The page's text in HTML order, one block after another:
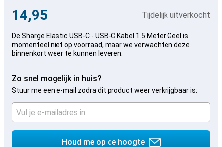
14,95 Tijdelijk uitverkocht
De Sharge Elastic USB-C - USB-C Kabel 1.5 Meter Geel is
momenteel niet op voorraad, maar we verwachten deze
binnenkort weer te kunnen leveren.
Zo snel mogelijk in huis?
Stuur me een e-mail zodra dit product weer verkrijgbaar is:
Houd me op de hoogte